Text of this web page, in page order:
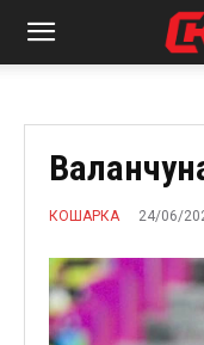
КОШАРКА 24/06/